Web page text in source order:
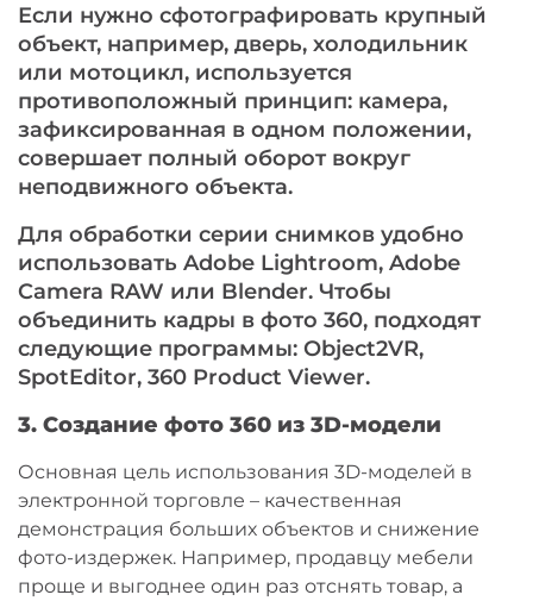
Если нужно сфотографировать крупный
объект, например, дверь, холодильник
или мотоцикл, используется
противоположный принцип: камера,
зафиксированная в одном положении,
совершает полный оборот вокруг
неподвижного объекта.
Для обработки серии снимков удобно
использовать Adobe Lightroom, Adobe
Camera RAW или Blender. Чтобы
объединить кадры в фото 360, подходят
следующие программы: Object2VR,
SpotEditor, 360 Product Viewer.
3. Создание фото 360 из 3D-модели
Основная цель использования 3D-моделей в
электронной торговле – качественная
демонстрация больших объектов и снижение
фото-издержек. Например, продавцу мебели
проще и выгоднее один раз отснять товар, а